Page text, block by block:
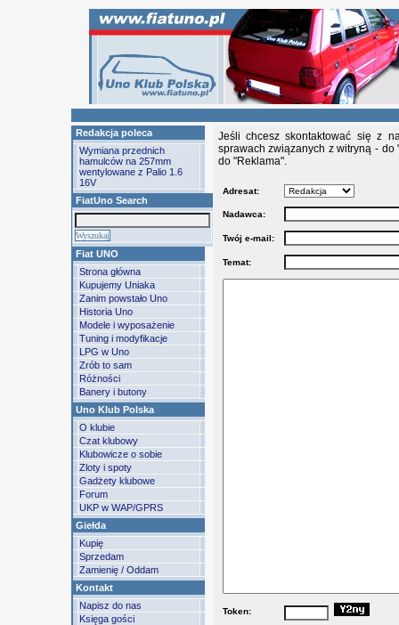
Redakcja poleca
Wymiana przednich
hamulców na 257mm
wentylowane z Palio 1.6
16V
FiatUno Search
Fiat UNO
Strona główna
Kupujemy Uniaka
Zanim powstało Uno
Historia Uno
Modele i wyposażenie
Tuning i modyfikacje
LPG w Uno
Zrób to sam
Różności
Banery i butony
Uno Klub Polska
O klubie
Czat klubowy
Klubowicze o sobie
Zloty i spoty
Gadżety klubowe
Forum
UKP w WAP/GPRS
Giełda
Kupię
Sprzedam
Zamienię / Oddam
Kontakt
Napisz do nas
Księga gości
Jeśli chcesz skontaktować się z
sprawach związanych z witryną - do
do "Reklama".
Adresat:
Nadawca:
Twój e-mail:
Temat:
Token: